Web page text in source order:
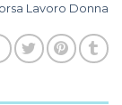
Lavoro Donna